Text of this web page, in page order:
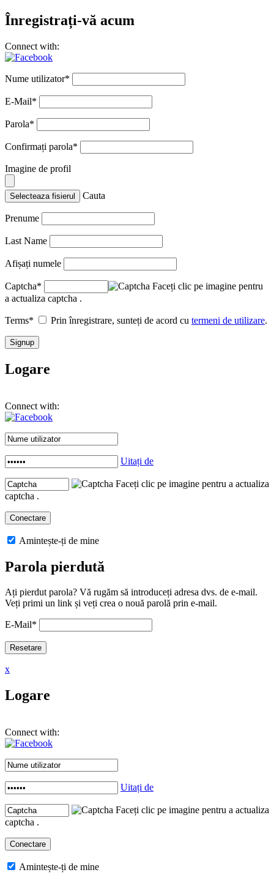
Înregistrați-vă acum
Connect with:
Nume utilizator*
E-Mail*
Parola*
Confirmați parola*
Imagine de profil
Selecteaza fisierul Cauta
Prenume
Last Name
Afișați numele
Captcha*
Faceți clic pe imagine pentru
a actualiza captcha .
Terms* Prin înregistrare, sunteți de acord cu termeni de utilizare.
Logare
Connect with:
Uitați de
Faceți clic pe imagine pentru a actualiza
captcha .
Amintește-ți de mine
Parola pierdută
Ați pierdut parola? Vă rugăm să introduceți adresa dvs. de e-mail.
Veți primi un link și veți crea o nouă parolă prin e-mail.
E-Mail*
x
Logare
Connect with:
Uitați de
Faceți clic pe imagine pentru a actualiza
captcha .
Amintește-ți de mine